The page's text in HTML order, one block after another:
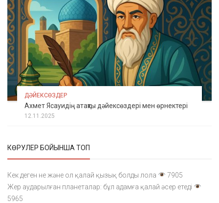
ДӘЙЕКСӨЗДЕР
Ахмет Ясауидің атақты дәйексөздері мен өрнектері
12.11.2025
КӨРУЛЕР БОЙЫНША ТОП
Кек деген не және ол қалай қызық болды лола
7905
Жер аударылған планеталар: бұл адамға қалай әсер етеді
5965